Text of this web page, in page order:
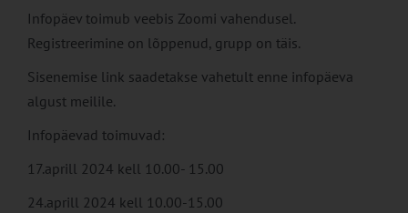
Infopäev toimub veebis Zoomi vahendusel.
Registreerimine on lõppenud, grupp on täis.
Sisenemise link saadetakse vahetult enne infopäeva
algust meilile.
Infopäevad toimuvad:
17.aprill 2024 kell 10.00- 15.00
24.aprill 2024 kell 10.00-15.00